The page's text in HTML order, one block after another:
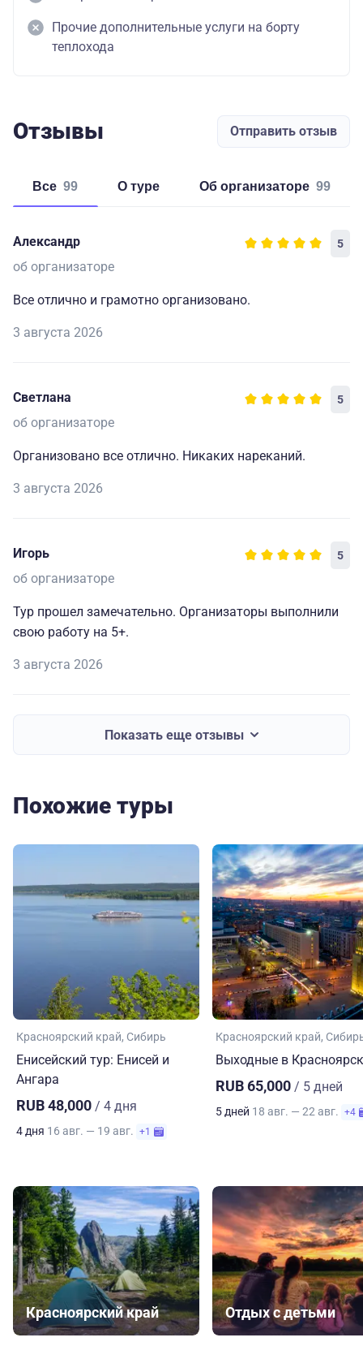
Прочие дополнительные услуги на борту
теплохода
Отзывы Отправить отзыв
Все 99 о туре об организаторе 99
Александр 5
об организаторе
Все отлично и грамотно организовано.
3 августа 2026
Светлана 5
об организаторе
Организовано все отлично. Никаких нареканий.
3 августа 2026
Игорь 5
об организаторе
Тур прошел замечательно. Организаторы выполнили
свою работу на 5+.
3 августа 2026
Показать еще отзывы
Похожие туры
Красноярский край Сибирь
Енисейский тур: Енисей и
Ангара
RUB 48,000 / 4 дня
4 дня 16 авг. — 19 авг. +1
Красноярский край
Выходные в
RUB 65,000 / 5 дней
5 дней 18 авг. — 22 авг. +4
Красноярский край Отдых с детьми